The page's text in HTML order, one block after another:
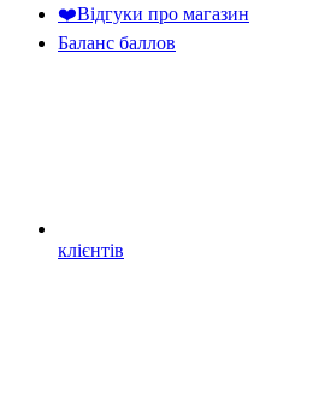
❤️Відгуки про магазин
Баланс баллов
клієнтів